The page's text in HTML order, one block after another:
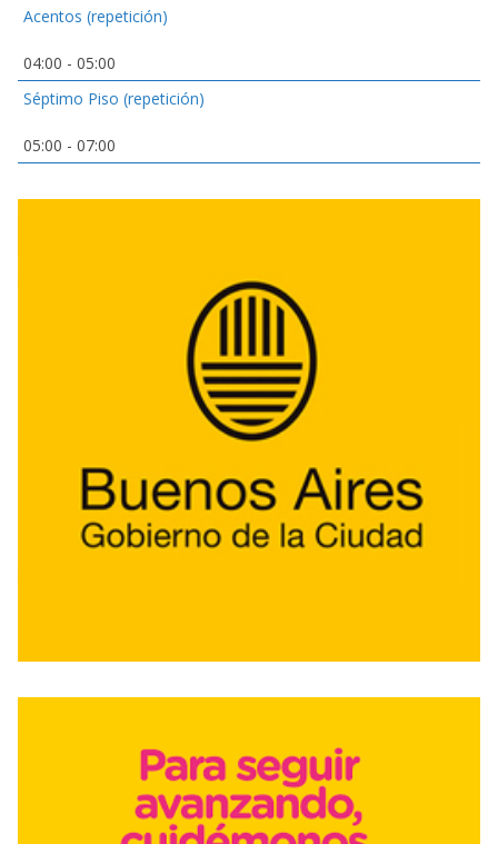
Acentos (repetición)
04:00 - 05:00
Séptimo Piso (repetición)
05:00 - 07:00